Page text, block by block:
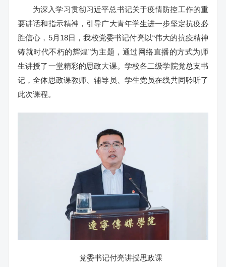
为深入学习贯彻习近平总书记关于疫情防控工作的重
要讲话和指示精神，引导广大青年学生进一步坚定抗疫必
胜信心，5月18日，我校党委书记付亮以“伟大的抗疫精神
铸就时代不朽的辉煌”为主题，通过网络直播的方式为师
生讲授了一堂精彩的思政大课。学校各二级学院党总支书
记，全体思政课教师、辅导员、学生党员在线共同聆听了
此次课程。
党委书记付亮讲授思政课